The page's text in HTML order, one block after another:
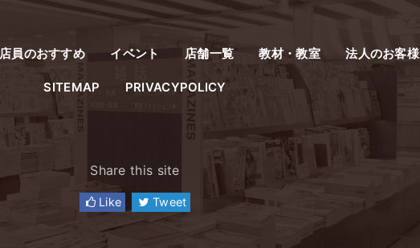
店員のおすすめ イベント 店舗一覧 教材・教室 法人のお客様
SITEMAP PRIVACYPOLICY
Share this site
Like Tweet